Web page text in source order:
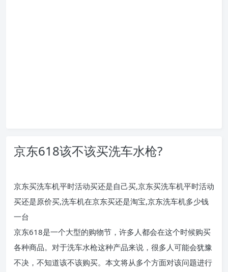
京东618该不该买洗车水枪?
京东买洗车机平时活动买还是自己买,京东买洗车机平时活动
买还是原价买,洗车机在京东买还是淘宝,京东洗车机多少钱
一台
京东618是一个大型的购物节，许多人都会在这个时候购买
各种商品。对于洗车水枪这种产品来说，很多人可能会犹豫
不决，不知道该不该购买。本文将从多个方面对该问题进行